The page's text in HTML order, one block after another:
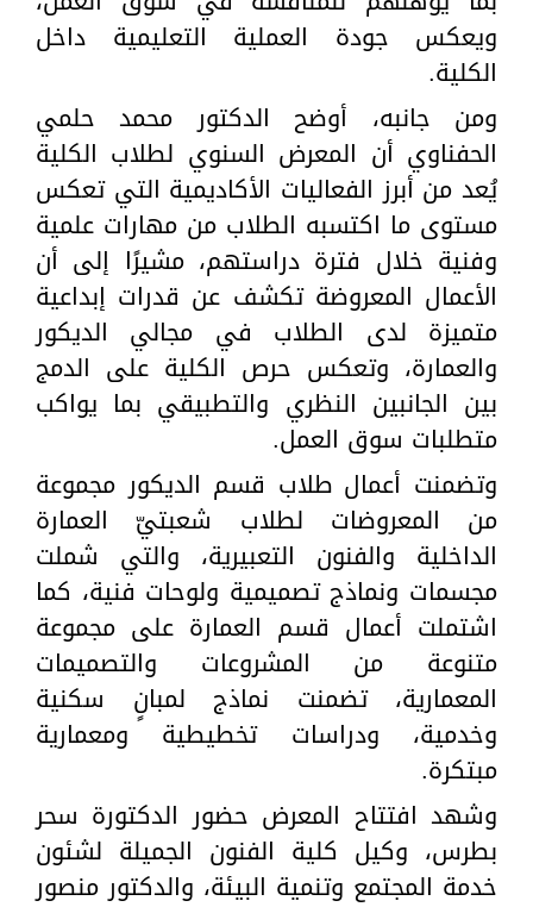
ويعكس جودة العملية التعليمية داخل
الكلية.
ومن جانبه، أوضح الدكتور محمد حلمي
الحفناوي أن المعرض السنوي لطلاب الكلية
يُعد من أبرز الفعاليات الأكاديمية التي تعكس
مستوى ما اكتسبه الطلاب من مهارات علمية
وفنية خلال فترة دراستهم، مشيرًا إلى أن
الأعمال المعروضة تكشف عن قدرات إبداعية
متميزة لدى الطلاب في مجالي الديكور
والعمارة، وتعكس حرص الكلية على الدمج
بين الجانبين النظري والتطبيقي بما يواكب
متطلبات سوق العمل.
وتضمنت أعمال طلاب قسم الديكور مجموعة
من المعروضات لطلاب شعبتيّ العمارة
الداخلية والفنون التعبيرية، والتي شملت
مجسمات ونماذج تصميمية ولوحات فنية، كما
اشتملت أعمال قسم العمارة على مجموعة
متنوعة من المشروعات والتصميمات
المعمارية، تضمنت نماذج لمبانٍ سكنية
وخدمية، ودراسات تخطيطية ومعمارية
مبتكرة.
وشهد افتتاح المعرض حضور الدكتورة سحر
بطرس، وكيل كلية الفنون الجميلة لشئون
خدمة المجتمع وتنمية البيئة، والدكتور منصور